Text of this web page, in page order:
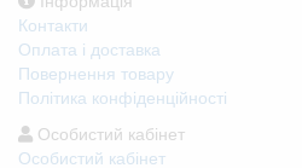
Контакти
Оплата і доставка
Повернення товару
Політика конфіденційності
Особистий кабінет
Особистий кабінет